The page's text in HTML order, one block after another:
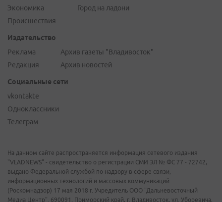
Экономика
Происшествия
Город на ладони
Издательство
Реклама
Редакция
Архив газеты "Владивосток"
Архив новостей
Социальные сети
vkontakte
Одноклассники
Телеграм
На данном сайте распространяется информация сетевого издания
"VLADNEWS" - свидетельство о регистрации СМИ ЭЛ № ФС 77 - 72742,
выдано Федеральной службой по надзору в сфере связи,
информационных технологий и массовых коммуникаций
(Роскомнадзор) 17 мая 2018 г. Учредитель ООО "Дальневосточный
Медиа Центр". 690091, Приморский край, г. Владивосток, ул. Уборевича,